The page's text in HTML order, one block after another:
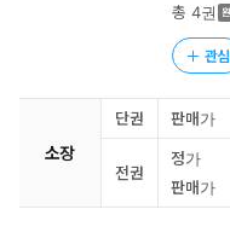
총 4권
관심
소장
단권 판매가
전권
정가
판매가